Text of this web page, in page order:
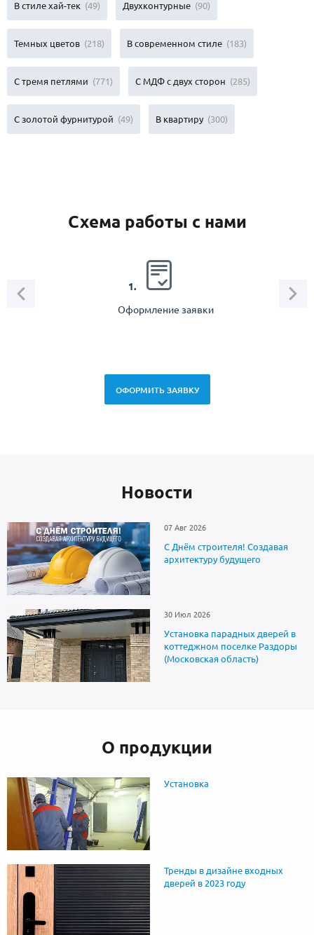
В стиле хай-тек (49) Двухконтурные (90)
Темных цветов (218) В современном стиле (183)
С тремя петлями (771) С МДФ с двух сторон (285)
С золотой фурнитурой (49) В квартиру (300)
Схема работы с нами
1.
Оформление заявки
ОФОРМИТЬ ЗАЯВКУ
Новоcти
07 Авг 2026
С Днём строителя! Создавая
архитектуру будущего
30 Июл 2026
Установка парадных дверей в
коттеджном поселке Раздоры
(Московская область)
О продукции
Установка
Тренды в дизайне входных
дверей в 2023 году